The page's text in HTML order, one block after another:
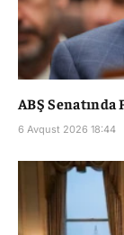
ABŞ
6 Avqust 2026 18:44